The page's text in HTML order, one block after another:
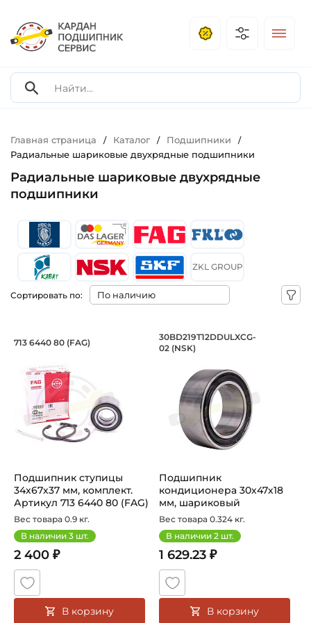
Главная страница / Каталог / Подшипники /
Радиальные шариковые двухрядные подшипники
Радиальные шариковые двухрядные
подшипники
ZKL GROUP
Сортировать по:
Подшипник ступицы 34х67х37 мм,
Подшипник ступицы 34х67х37 мм, комплект для
713 6440 80 (FAG)
Подшипник ступицы
34х67х37 мм, комплект.
Артикул 713 6440 80 (FAG)
Вес товара 0.9 кг.
В наличии 3 шт.
2 400 ₽
В корзину
Подшипник
Подшипник кондиционера
30BD219T12DDULXCG-
02 (NSK)
Подшипник
кондиционера 30х47х18
мм, шариковый
двухрядный на вал 30 мм.
...
Вес товара 0.324 кг.
В наличии 2 шт.
1 629.23 ₽
В корзину